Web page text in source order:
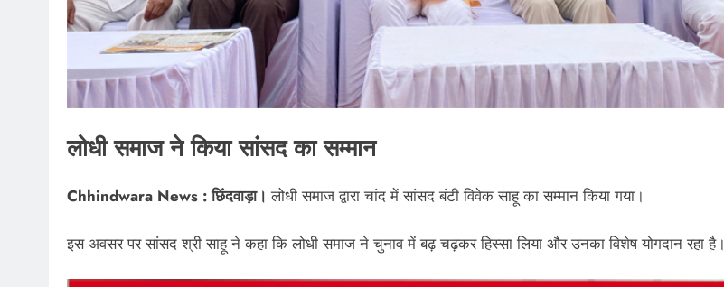
लोधी समाज ने किया सांसद का सम्मान
Chhindwara News : छिंदवाड़ा।लोधी समाज द्वारा चांद में सांसद बंटी विवेक साहू का सम्मान किया गया।
इस अवसर पर सांसद श्री साहू ने कहा कि लोधी समाज ने चुनाव में बढ़ चढ़कर हिस्सा लिया और उनका विशेष योगदान रहा है।